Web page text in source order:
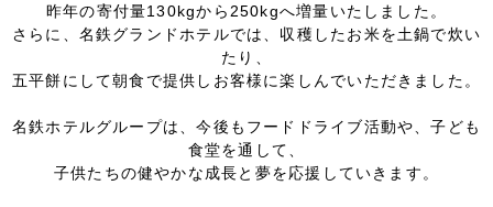
昨年の寄付量130kgから250kgへ増量いたしました。
さらに、名鉄グランドホテルでは、収穫したお米を土鍋で炊い
たり、
五平餅にして朝食で提供しお客様に楽しんでいただきました。
名鉄ホテルグループは、今後もフードドライブ活動や、子ども
食堂を通して、
子供たちの健やかな成長と夢を応援していきます。